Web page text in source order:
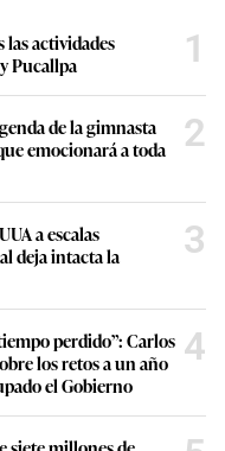
las actividades
Pucallpa
1
de la gimnasta
emocionará a toda
2
a escalas
deja intacta la
3
perdido”: Carlos
los retos a un año
el Gobierno
4